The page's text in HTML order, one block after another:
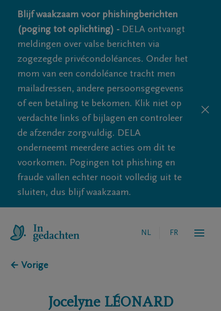
Blijf waakzaam voor phishingberichten
(poging tot oplichting) - DELA ontvangt
meldingen over valse berichten via
zogezegde privécondoléances. Onder het
mom van een condoléance tracht men
mailadressen, andere persoonsgegevens
of een betaling te bekomen. Klik niet op
verdachte links of bijlagen en controleer
de afzender zorgvuldig. DELA
onderneemt meerdere acties om dit te
voorkomen. Pogingen tot phishing en
fraude vallen echter nooit volledig uit te
sluiten, dus blijf waakzaam.
NL FR
← Vorige
Jocelyne LÉONARD